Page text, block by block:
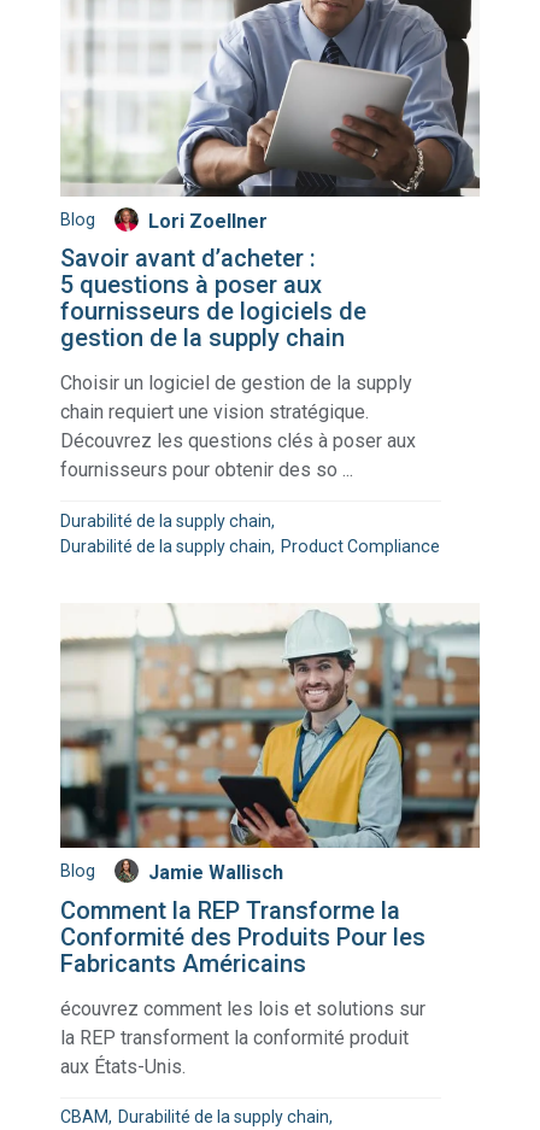
Blog Lori Zoellner
Savoir avant d’acheter :
5 questions à poser aux
fournisseurs de logiciels de
gestion de la supply chain
Choisir un logiciel de gestion de la supply
chain requiert une vision stratégique.
Découvrez les questions clés à poser aux
fournisseurs pour obtenir des so ...
Durabilité de la supply chain
Durabilité de la supply chain Product Compliance
Blog Jamie Wallisch
Comment la REP Transforme la
Conformité des Produits Pour les
Fabricants Américains
écouvrez comment les lois et solutions sur
la REP transforment la conformité produit
aux États-Unis.
CBAM
Durabilité de la supply chain